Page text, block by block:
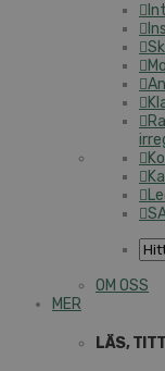
OM OSS
MER
LÄS,